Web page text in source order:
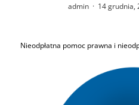
admin · 14 grudnia,
Nieodpłatna pomoc prawna i